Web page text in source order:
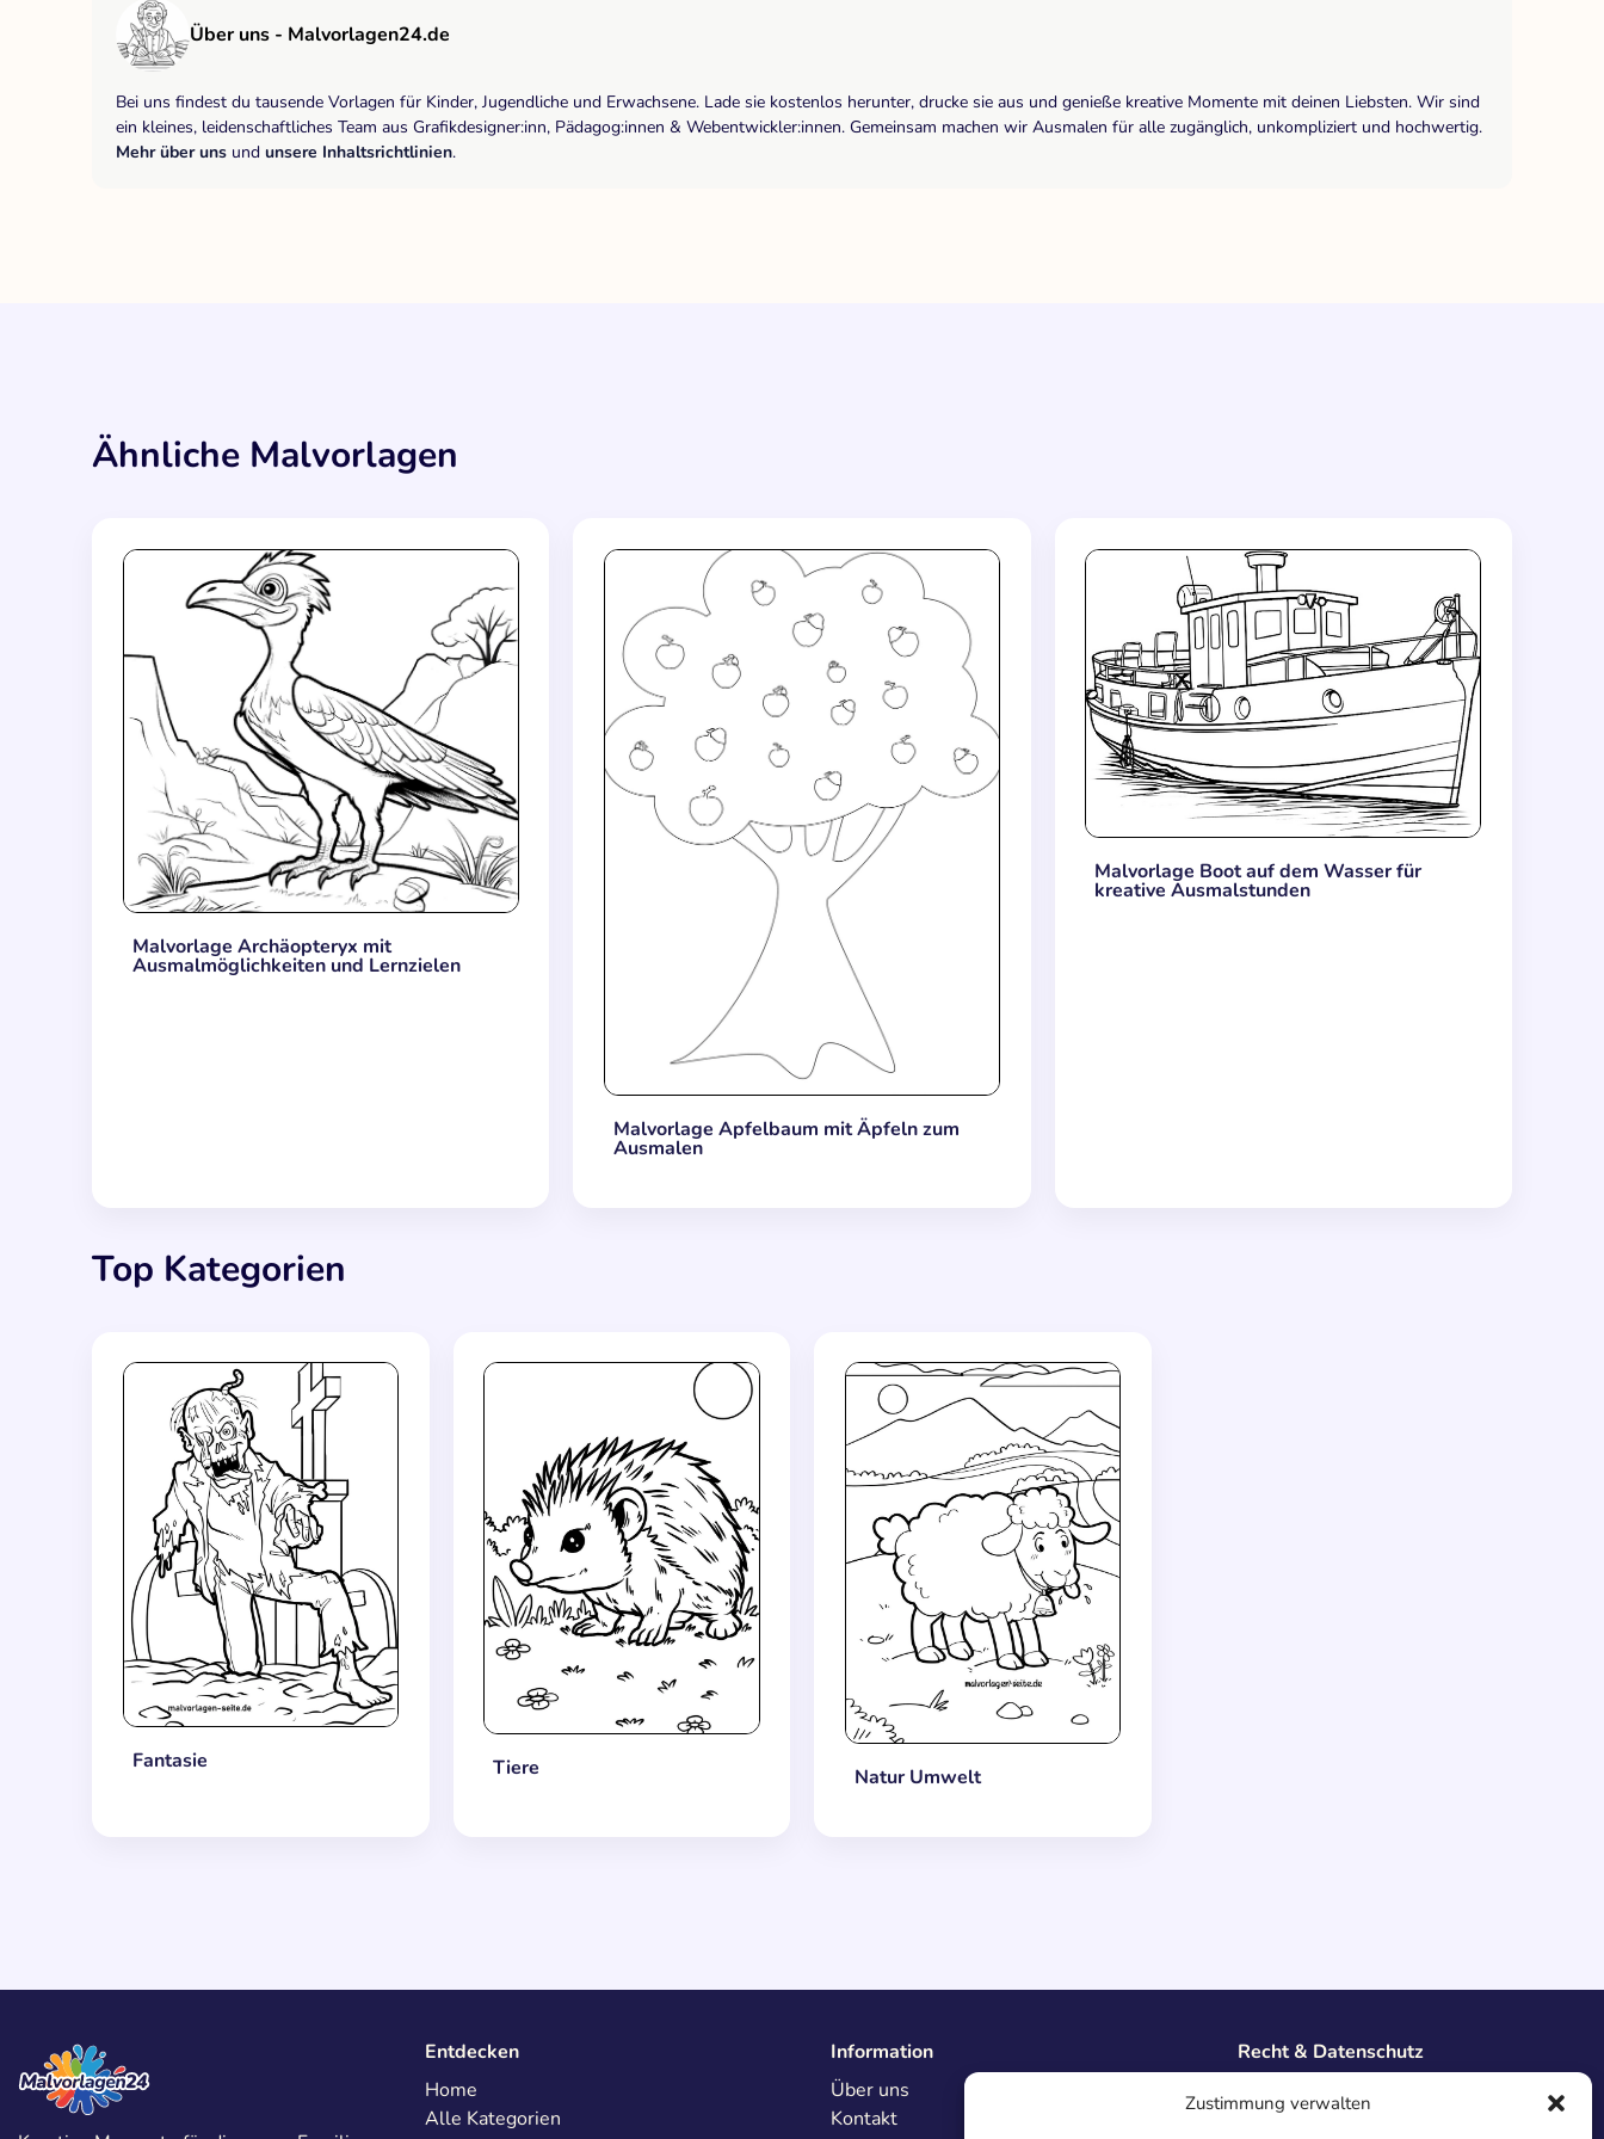
Zustimmung verwalten
Über uns - Malvorlagen24.de
Bei uns findest du tausende Vorlagen für Kinder, Jugendliche und Erwachsene. Lade sie kostenlos herunter, drucke sie aus und genieße kreative Momente mit deinen Liebsten. Wir sind
ein kleines, leidenschaftliches Team aus Grafikdesigner:inn, Pädagog:innen & Webentwickler:innen. Gemeinsam machen wir Ausmalen für alle zugänglich, unkompliziert und hochwertig.
Mehr über uns und unsere Inhaltsrichtlinien.
Ähnliche Malvorlagen
Malvorlage Archäopteryx mit
Ausmalmöglichkeiten und Lernzielen
Malvorlage Apfelbaum mit Äpfeln zum
Ausmalen
Malvorlage Boot auf dem Wasser für
kreative Ausmalstunden
Top Kategorien
Fantasie Tiere Natur Umwelt
Entdecken
Home
Alle Kategorien
Information
Über uns
Kontakt
Recht & Datenschutz
Datenschutz